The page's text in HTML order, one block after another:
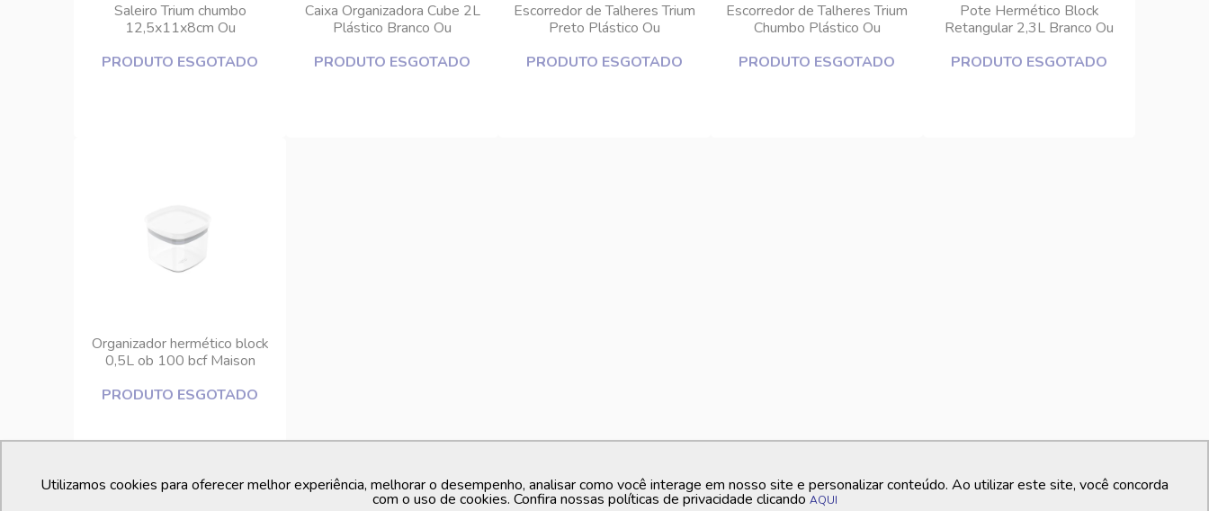
Saleiro Trium chumbo
12,5x11x8cm Ou
PRODUTO ESGOTADO
Caixa Organizadora Cube 2L
Plástico Branco Ou
PRODUTO ESGOTADO
Escorredor de Talheres Trium
Preto Plástico Ou
PRODUTO ESGOTADO
Escorredor de Talheres Trium
Chumbo Plástico Ou
PRODUTO ESGOTADO
Pote Hermético Block
Retangular 2,3L Branco Ou
PRODUTO ESGOTADO
Organizador hermético block
0,5L ob 100 bcf Maison
PRODUTO ESGOTADO
Utilizamos cookies para oferecer melhor experiência, melhorar o desempenho, analisar como você interage em nosso site e personalizar conteúdo. Ao utilizar este site, você concorda
com o uso de cookies. Confira nossas políticas de privacidade clicando AQUI